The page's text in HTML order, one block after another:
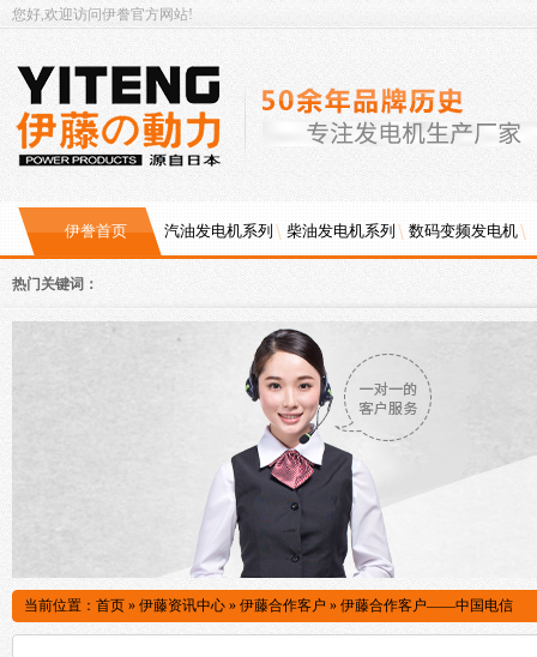
您好,欢迎访问伊誊官方网站!
伊誊首页 汽油发电机系列 柴油发电机系列 数码变频发电机
热门关键词：
当前位置： 首页 » 伊藤资讯中心 » 伊藤合作客户 » 伊藤合作客户——中国电信